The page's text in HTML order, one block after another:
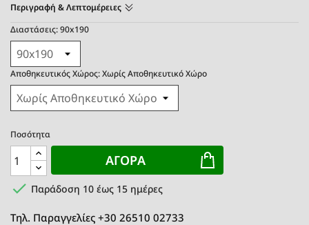
Περιγραφή & Λεπτομέρειες
Διαστάσεις: 90x190
Αποθηκευτικός Χώρος: Χωρίς Αποθηκευτικό Χώρο
Ποσότητα
ΑΓΟΡΆ
 Παράδοση 10 έως 15 ημέρες
Τηλ. Παραγγελίες +30 26510 02733